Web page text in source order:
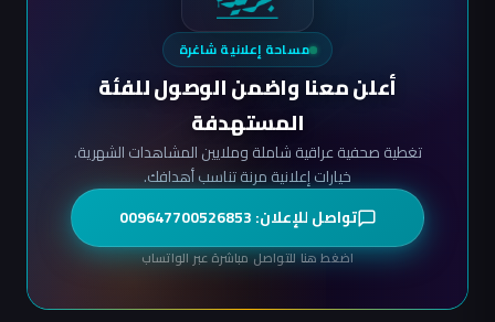
مساحة إعلانية شاغرة
أعلن معنا واضمن الوصول للفئة
المستهدفة
تغطية صحفية عراقية شاملة وملايين المشاهدات الشهرية.
خيارات إعلانية مرنة تناسب أهدافك.
تواصل للإعلان: 009647700526853
اضغط هنا للتواصل مباشرة عبر الواتساب